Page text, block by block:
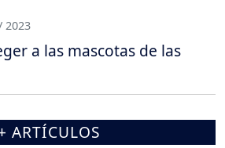
2023
a las mascotas de las
ARTÍCULOS